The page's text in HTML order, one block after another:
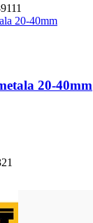
20-40mm